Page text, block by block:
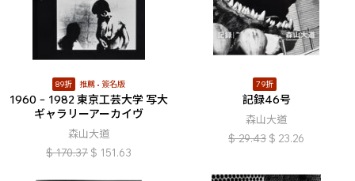
89折 推薦 簽名版
1960 − 1982 東京工芸大学 写大
ギャラリーアーカイヴ
森山大道
$ 170.37 $ 151.63
79折
記録46号
森山大道
$ 29.43 $ 23.26